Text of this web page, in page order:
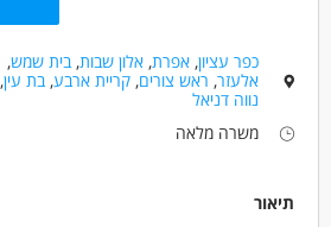
כפר עציון,אפרת,אלון שבות,בית שמש,
אלעזר, ראש צורים,קריית ארבע,בת עין,
נווה דניאל
משרה מלאה
תיאור